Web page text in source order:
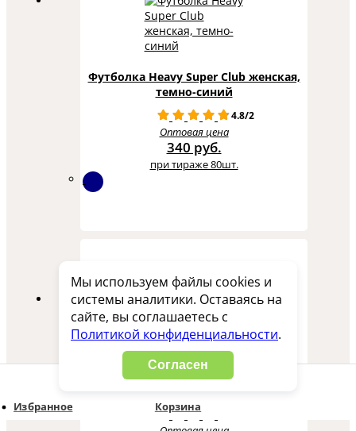
Избранное Корзина
Футболка Heavy Super Club женская,
темно-синий
4.8/2
Оптовая цена
340 руб.
при тираже 80шт.
Футболка Heavy Super Club женская,
Мы используем файлы cookies и
системы аналитики. Оставаясь на
сайте, вы соглашаетесь с
Политикой конфиденциальности.
Согласен